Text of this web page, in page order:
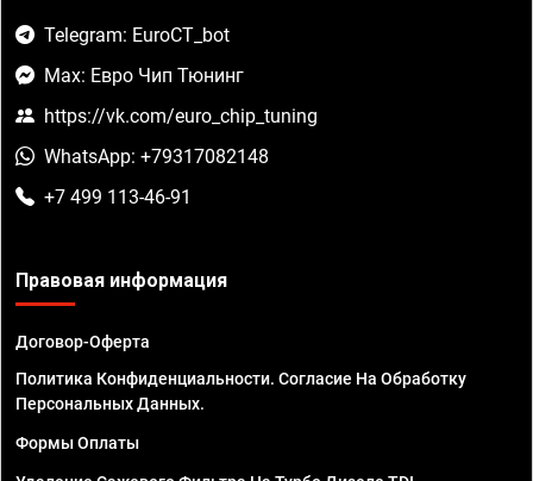
Telegram: EuroCT_bot
Max: Евро Чип Тюнинг
https://vk.com/euro_chip_tuning
WhatsApp: +79317082148
+7 499 113-46-91
Правовая информация
Договор-Оферта
Политика Конфиденциальности. Согласие На Обработку
Персональных Данных.
Формы Оплаты